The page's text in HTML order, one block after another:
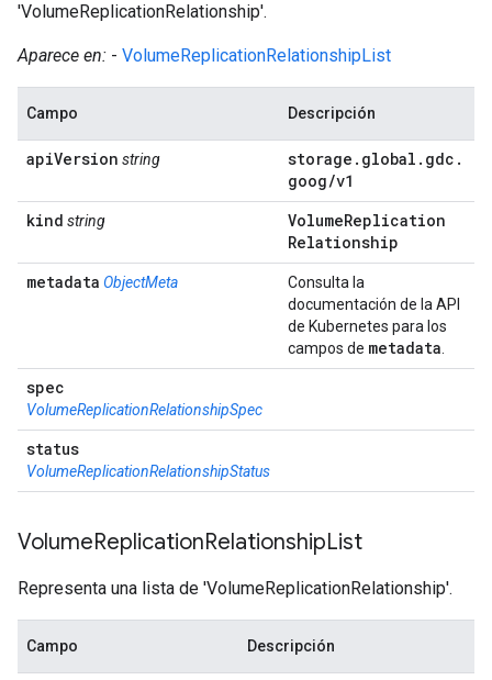
'VolumeReplicationRelationship'.
Aparece en: - VolumeReplicationRelationshipList
Campo Descripción
apiVersion string storage . global . gdc .
goog/v1
kind string VolumeReplication
Relationship
metadata ObjectMeta
Consulta la
documentación de la API
de Kubernetes para los
campos de metadata
spec
VolumeReplicationRelationshipSpec
status
VolumeReplicationRelationshipStatus
VolumeReplicationRelationshipList
Representa una lista de 'VolumeReplicationRelationship'.
Campo Descripción